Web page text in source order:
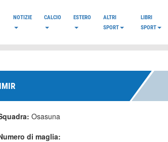
NOTIZIE CALCIO ESTERO
ALTRI
SPORT
LIBRI
SPORT
Osasuna
di maglia: